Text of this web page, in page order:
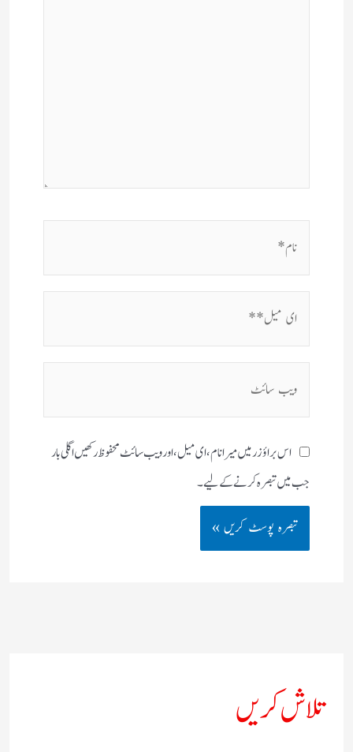
اس براؤزر میں میرا نام، ای میل، اور ویب سائٹ محفوظ رکھیں اگلی بار
جب میں تبصرہ کرنے کےلیے۔
تلاش کریں